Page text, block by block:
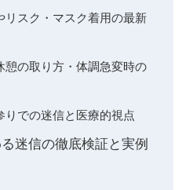
リスク・マスク着用の最新
憩の取り方・体調急変時の
りでの迷信と医療的視点
迷信の徹底検証と実例